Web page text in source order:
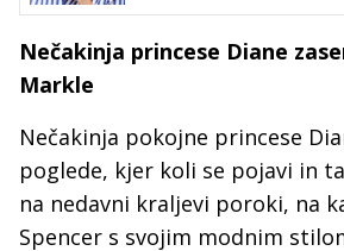
Nečakinja princese Diane
Markle
Nečakinja pokojne princese
poglede, kjer koli se pojavi in
na nedavni kraljevi poroki, na
Spencer s svojim modnim